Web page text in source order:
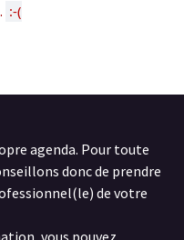
:-(
agenda. Pour toute
donc de prendre
de votre